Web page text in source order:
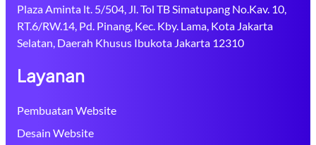
Plaza Aminta lt. 5/504, Jl. Tol TB Simatupang No.Kav. 10,
RT.6/RW.14, Pd. Pinang, Kec. Kby. Lama, Kota Jakarta
Selatan, Daerah Khusus Ibukota Jakarta 12310
Layanan
Pembuatan Website
Desain Website